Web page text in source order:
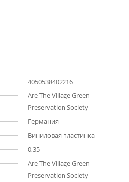
4050538402216
Are The Village Green
Preservation Society
Германия
Виниловая пластинка
0,35
Are The Village Green
Preservation Society